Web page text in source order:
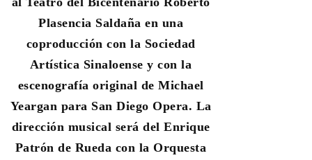
Plasencia Saldaña en una
coproducción con la Sociedad
Artística Sinaloense y con la
escenografía original de Michael
Yeargan para San Diego Opera. La
dirección musical será del Enrique
Patrón de Rueda con la Orquesta